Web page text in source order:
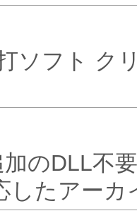
ソフト ク
のDLL不
したアー